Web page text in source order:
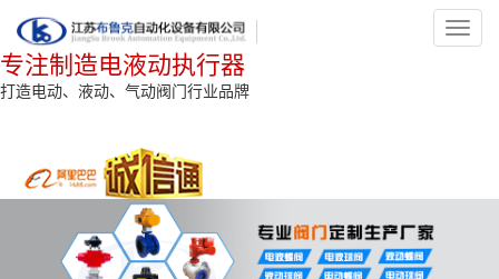
专注制造电液动执行器
打造电动、液动、气动阀门行业品牌